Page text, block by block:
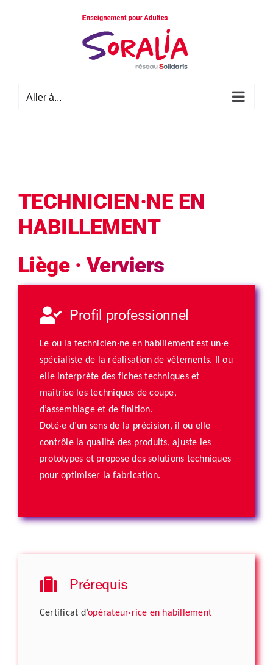
Aller à...
TECHNICIEN·NE EN
HABILLEMENT
Liège · Verviers
Profil professionnel
Le ou la technicien·ne en habillement est un·e
spécialiste de la réalisation de vêtements. Il ou
elle interprète des fiches techniques et
maîtrise les techniques de coupe,
d’assemblage et de finition.
Doté·e d’un sens de la précision, il ou elle
contrôle la qualité des produits, ajuste les
prototypes et propose des solutions techniques
pour optimiser la fabrication.
Prérequis
Certificat d’opérateur·rice en habillement